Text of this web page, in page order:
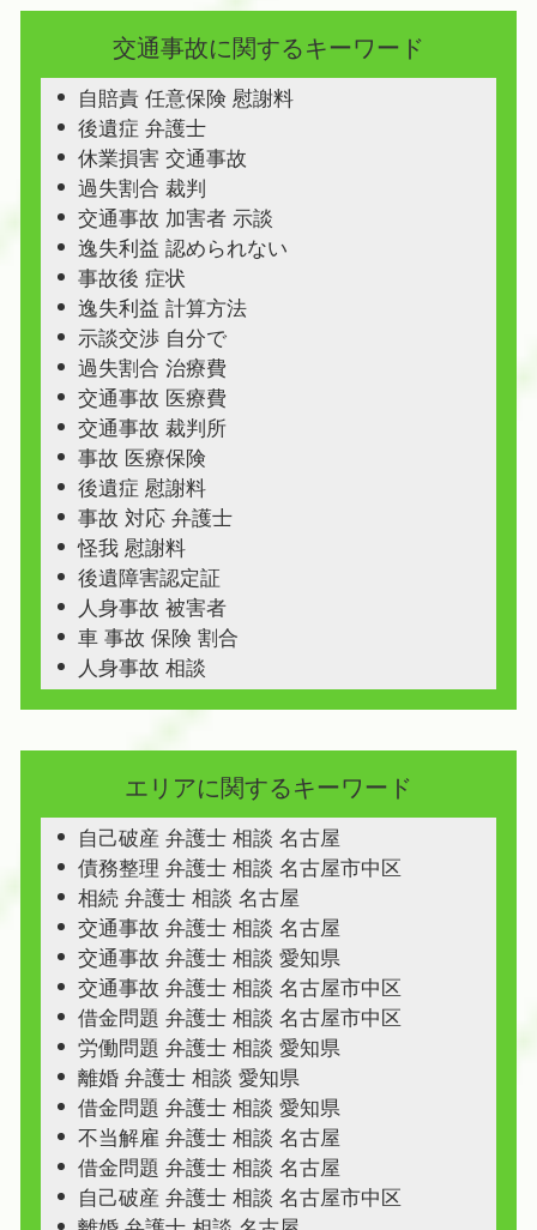
交通事故に関するキーワード
自賠責 任意保険 慰謝料
後遺症 弁護士
休業損害 交通事故
過失割合 裁判
交通事故 加害者 示談
逸失利益 認められない
事故後 症状
逸失利益 計算方法
示談交渉 自分で
過失割合 治療費
交通事故 医療費
交通事故 裁判所
事故 医療保険
後遺症 慰謝料
事故 対応 弁護士
怪我 慰謝料
後遺障害認定証
人身事故 被害者
車 事故 保険 割合
人身事故 相談
エリアに関するキーワード
自己破産 弁護士 相談 名古屋
債務整理 弁護士 相談 名古屋市中区
相続 弁護士 相談 名古屋
交通事故 弁護士 相談 名古屋
交通事故 弁護士 相談 愛知県
交通事故 弁護士 相談 名古屋市中区
借金問題 弁護士 相談 名古屋市中区
労働問題 弁護士 相談 愛知県
離婚 弁護士 相談 愛知県
借金問題 弁護士 相談 愛知県
不当解雇 弁護士 相談 名古屋
借金問題 弁護士 相談 名古屋
自己破産 弁護士 相談 名古屋市中区